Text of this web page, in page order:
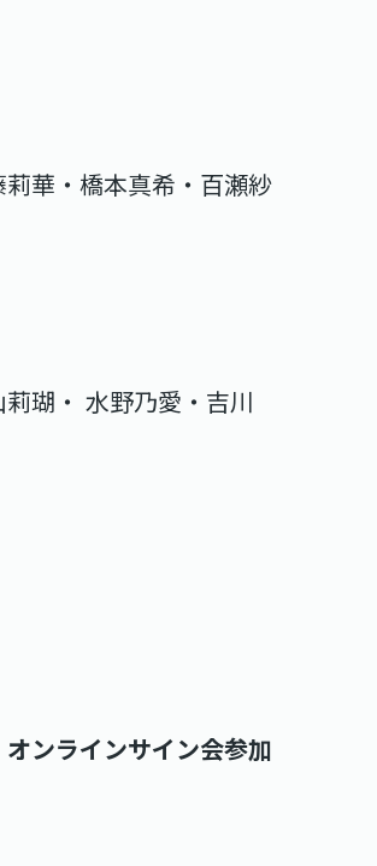
華・橋本真希・百瀬紗
瑚・ 水野乃愛・吉川
ンラインサイン会参加